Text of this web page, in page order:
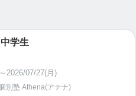
学生
2026/07/27(月)
別塾 Athena(アテナ)